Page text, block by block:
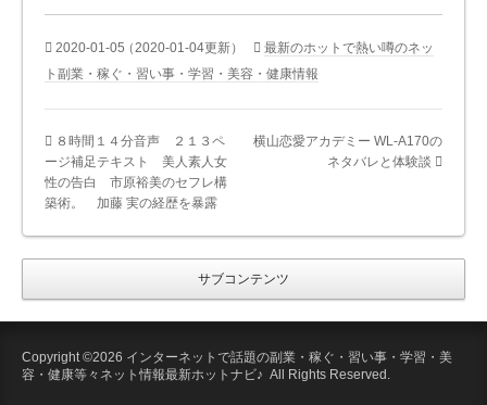
2020-01-05（2020-01-04更新）
最新のホットで熱い噂のネッ
ト副業・稼ぐ・習い事・学習・美容・健康情報
８時間１４分音声 ２１３ペ
ージ補足テキスト 美人素人女
性の告白 市原裕美のセフレ構
築術。 加藤 実の経歴を暴露
横山恋愛アカデミー WL-A170の
ネタバレと体験談
サブコンテンツ
Copyright ©2026 インターネットで話題の副業・稼ぐ・習い事・学習・美
容・健康等々ネット情報最新ホットナビ♪ All Rights Reserved.